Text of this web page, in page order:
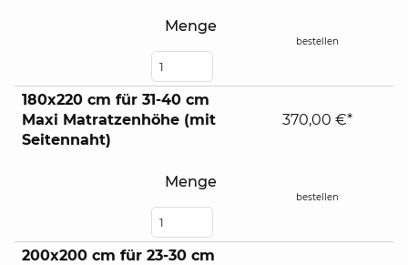
Menge
bestellen
180x220 cm für 31-40 cm
Maxi Matratzenhöhe (mit
Seitennaht)
Menge
370,00 €*
bestellen
200x200 cm für 23-30 cm